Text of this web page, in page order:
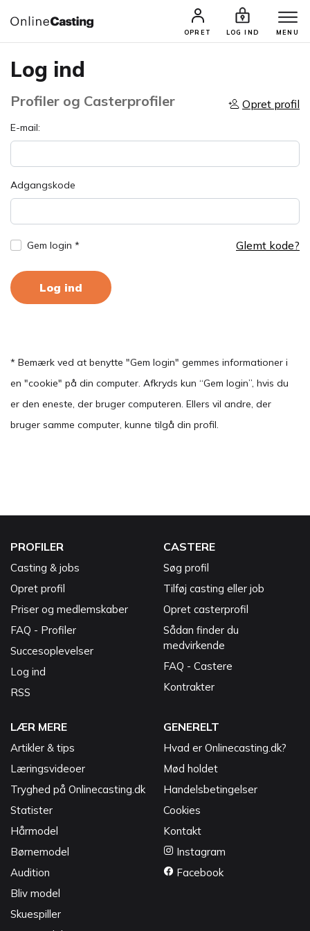
OPRET LOG IND MENU
Log ind
Profiler og Casterprofiler Opret profil
E-mail:
Adgangskode
Gem login * Glemt kode?
Log ind
* Bemærk ved at benytte "Gem login" gemmes informationer i
en "cookie" på din computer. Afkryds kun “Gem login”, hvis du
er den eneste, der bruger computeren. Ellers vil andre, der
bruger samme computer, kunne tilgå din profil.
PROFILER
Casting & jobs
Opret profil
Priser og medlemskaber
FAQ - Profiler
Succesoplevelser
Log ind
RSS
CASTERE
Søg profil
Tilføj casting eller job
Opret casterprofil
Sådan finder du
medvirkende
FAQ - Castere
Kontrakter
LÆR MERE
Artikler & tips
Læringsvideoer
Tryghed på Onlinecasting.dk
Statister
Hårmodel
Børnemodel
Audition
Bliv model
Skuespiller
GENERELT
Hvad er Onlinecasting.dk?
Mød holdet
Handelsbetingelser
Cookies
Kontakt
Instagram
Facebook